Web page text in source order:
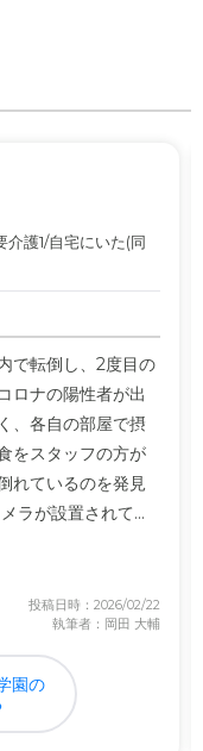
介護1/自宅にいた(同
で転倒し、2度目の
ロナの陽性者が出
、各自の部屋で摂
をスタッフの方が
れているのを発見
ラが設置されて...
投稿日時：2026/02/22
執筆者：岡田 大輔
園の